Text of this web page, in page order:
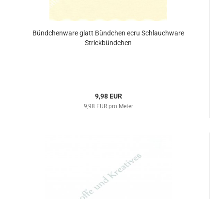
Bündchenware glatt Bündchen ecru Schlauchware
Strickbündchen
9,98 EUR
9,98 EUR pro Meter